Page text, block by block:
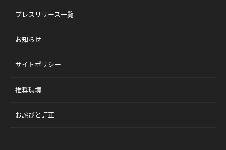
プレスリリース一覧
お知らせ
サイトポリシー
推奨環境
お詫びと訂正